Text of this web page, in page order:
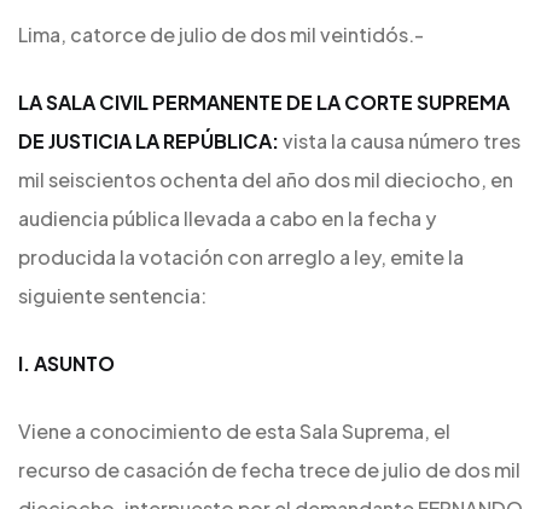
Lima, catorce de julio de dos mil veintidós.-
LA SALA CIVIL PERMANENTE DE LA CORTE SUPREMA
DE JUSTICIA LA REPÚBLICA:vista la causa número tres
mil seiscientos ochenta del año dos mil dieciocho, en
audiencia pública llevada a cabo en la fecha y
producida la votación con arreglo a ley, emite la
siguiente sentencia:
I. ASUNTO
Viene a conocimiento de esta Sala Suprema, el
recurso de casación de fecha trece de julio de dos mil